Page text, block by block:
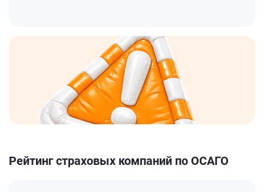
Рейтинг страховых компаний по ОСАГО